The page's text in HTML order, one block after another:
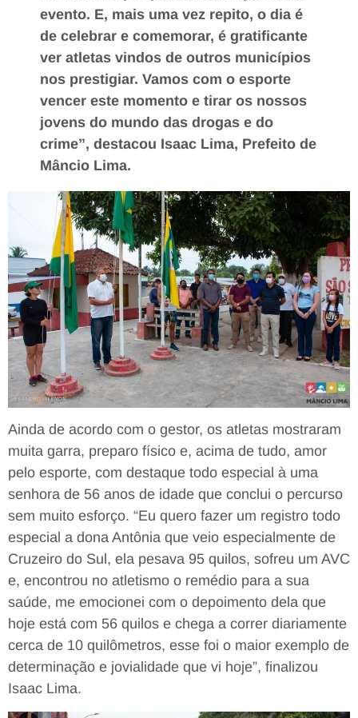
evento. E, mais uma vez repito, o dia é
de celebrar e comemorar, é gratificante
ver atletas vindos de outros municípios
nos prestigiar. Vamos com o esporte
vencer este momento e tirar os nossos
jovens do mundo das drogas e do
crime”, destacou Isaac Lima, Prefeito de
Mâncio Lima.
Ainda de acordo com o gestor, os atletas mostraram
muita garra, preparo físico e, acima de tudo, amor
pelo esporte, com destaque todo especial à uma
senhora de 56 anos de idade que conclui o percurso
sem muito esforço. “Eu quero fazer um registro todo
especial a dona Antônia que veio especialmente de
Cruzeiro do Sul, ela pesava 95 quilos, sofreu um AVC
e, encontrou no atletismo o remédio para a sua
saúde, me emocionei com o depoimento dela que
hoje está com 56 quilos e chega a correr diariamente
cerca de 10 quilômetros, esse foi o maior exemplo de
determinação e jovialidade que vi hoje”, finalizou
Isaac Lima.